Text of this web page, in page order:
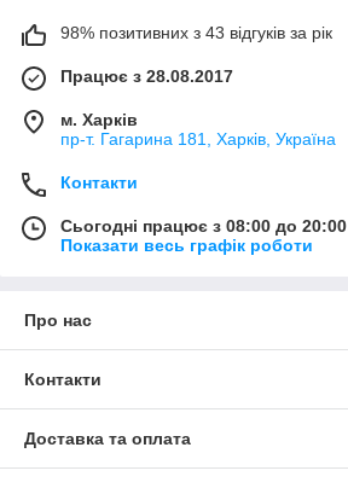
98% позитивних з 43 відгуків за рік
Працює з 28.08.2017
м. Харків
пр-т. Гагарина 181, Харків, Україна
Контакти
Сьогодні працює з 08:00 до 20:00
Показати весь графік роботи
Про нас
Контакти
Доставка та оплата